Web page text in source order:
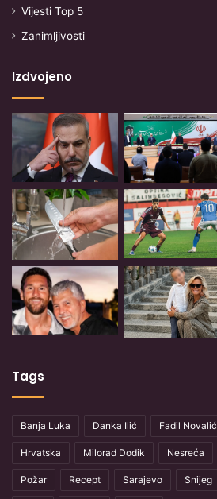
Vijesti Top 5
Zanimljivosti
Izdvojeno
Tags
Banja Luka Danka Ilić Fadil Novalić
Hrvatska Milorad Dodik Nesreća
Požar Recept Sarajevo Snijeg